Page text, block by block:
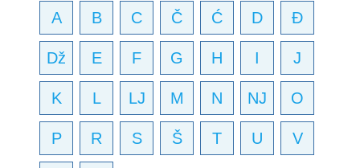
A B C Č Ć D Đ
Dž E F G H I J
K L LJ M N NJ O
P R S Š T U V